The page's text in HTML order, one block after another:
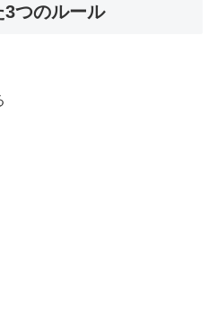
つのルール